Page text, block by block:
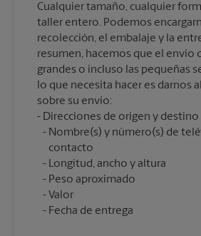
Cualquier tamaño, cualquier
taller entero. Podemos
recolección, el embalaje y la
resumen, hacemos que el envío
grandes o incluso las pequeñas
lo que necesita hacer es darnos
sobre su envío:
Nombre(s) y número(s) de
contacto
Longitud, ancho y altura
Peso aproximado
Valor